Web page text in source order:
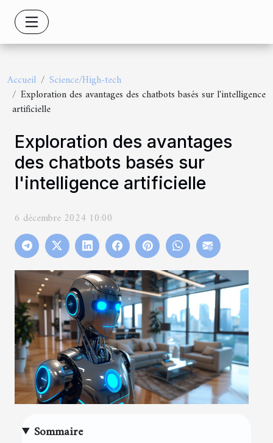
Accueil
Science/High-tech
Exploration des avantages des chatbots basés sur l'intelligence
artificielle
Exploration des avantages
des chatbots basés sur
l'intelligence artificielle
6 décembre 2024 10:00
Sommaire